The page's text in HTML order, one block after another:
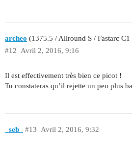
archeo (1375.5 / Allround S / Fastarc
Avril 2, 2016, 9:16
#12
Il est effectivement très bien ce picot !
Tu constateras qu’il rejette un peu plus
_seb_ Avril 2, 2016, 9:32
#13